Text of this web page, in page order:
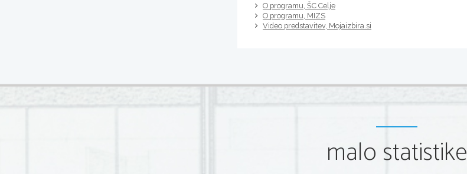
O programu, ŠC Celje
O programu, MIZS
Video predstavitev, Mojaizbira.si
malo statistike